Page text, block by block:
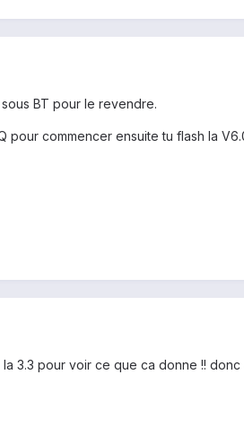
BT pour le revendre.
pour commencer ensuite tu flash la
3.3 pour voir ce que ca donne !!